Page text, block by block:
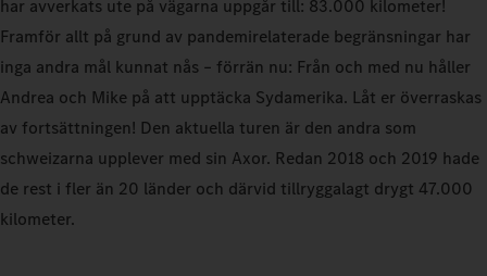
har avverkats ute på vägarna uppgår till: 83.000 kilometer!
Framför allt på grund av pandemirelaterade begränsningar har
inga andra mål kunnat nås – förrän nu: Från och med nu håller
Andrea och Mike på att upptäcka Sydamerika. Låt er överraskas
av fortsättningen! Den aktuella turen är den andra som
schweizarna upplever med sin Axor. Redan 2018 och 2019 hade
de rest i fler än 20 länder och därvid tillryggalagt drygt 47.000
kilometer.